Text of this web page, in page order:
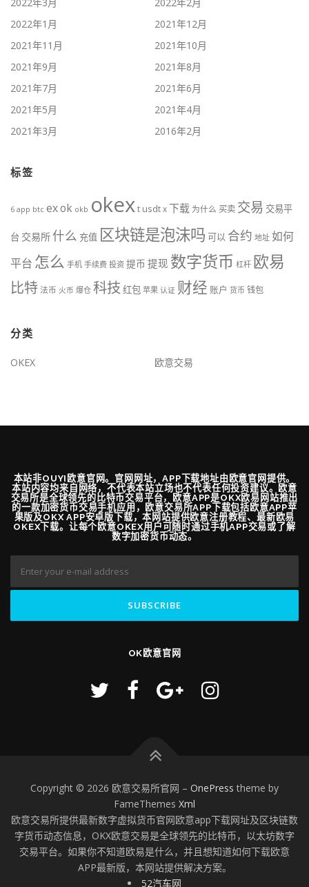
2022年1月
2021年12月
2021年11月
2021年10月
2021年9月
2021年8月
2021年7月
2021年6月
2021年5月
2021年4月
2021年3月
2016年2月
标签
6 app btc exok okb okext usdtx下载 为什么 买卖 交易 交易平
台 交易所 什么 充值 区块链是泡沫吗 可以 合约 地址 如何
平台 怎么 手机 手续费 投资 提币 提现 数字货币 杠杆 欧易
比特法币 火币 爆仓 科技 红包 苹果 认证 财经 账户 货币 钱包
分类
OKEX 欧意交易
本站非OUYI欧意官网。官网网址，APP下载地址由欧意官网提供。
本站内容均来自网络，不代表本站立场也不代表任何投资建议。欧意
交易所是全球领先的比特币交易平台，欧意APP是OKX欧易网站推出
的一款加密货币交易手机应用，欧意交易所APP下载包括欧意APP苹
果版及OKX APP安卓版下载，本网站提供欧意注册教程、最新欧易
OKEX下载。让每个欧意OKEX用户可随时通过手机APP交易或了解
数字加密货币动态。
OK欧意官网
Copyright © 2026 欧意交易所官网 – OnePress theme by
FameThemes Xml
欧意交易所提供最新数字虚拟货币官网欧意app下载网址及区块链数
字货币动态信息，OKX欧意交易是全球领先的比特币，以太坊数字
交易平台。如果你不知道欧易是什么，并且想知道如何下载欧意
APP最新版，本网站提供解决方案。
52汽车网